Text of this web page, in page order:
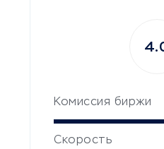
Комиссия биржи
Скорость